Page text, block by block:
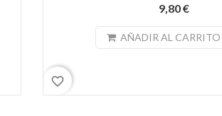
9,80 €
AÑADIR AL CARRITO
favorite_border